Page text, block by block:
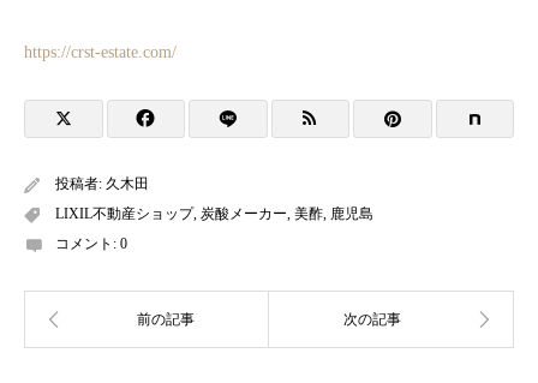
https://crst-estate.com/
投稿者: 久木田
LIXIL不動産ショップ, 炭酸メーカー, 美酢, 鹿児島
コメント: 0